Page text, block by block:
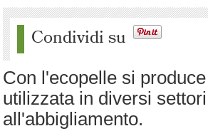
Condividi su
Con l'ecopelle si
utilizzata in diversi
all'abbigliamento.